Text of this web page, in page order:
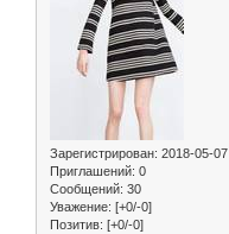
Зарегистрирован: 2018-05-07
Приглашений: 0
Сообщений: 30
Уважение: [+0/-0]
Позитив: [+0/-0]